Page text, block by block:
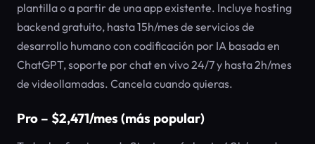
plantilla o a partir de una app existente. Incluye hosting
backend gratuito, hasta 15h/mes de servicios de
desarrollo humano con codificación por IA basada en
ChatGPT, soporte por chat en vivo 24/7 y hasta 2h/mes
de videollamadas. Cancela cuando quieras.
Pro – $2,471/mes (más popular)